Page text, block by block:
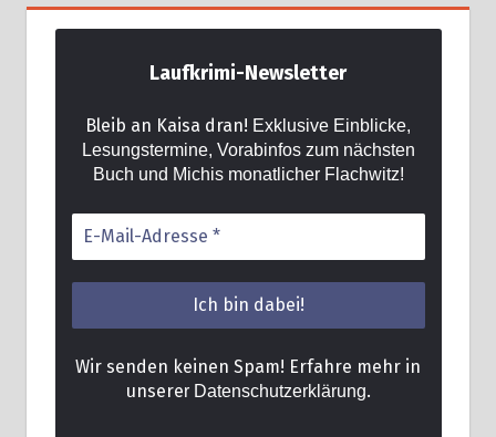
Laufkrimi-Newsletter
Bleib an Kaisa dran! Exklusive Einblicke,
Lesungstermine, Vorabinfos zum nächsten
Buch und Michis monatlicher Flachwitz!
Wir senden keinen Spam! Erfahre mehr in
unserer Datenschutzerklärung.